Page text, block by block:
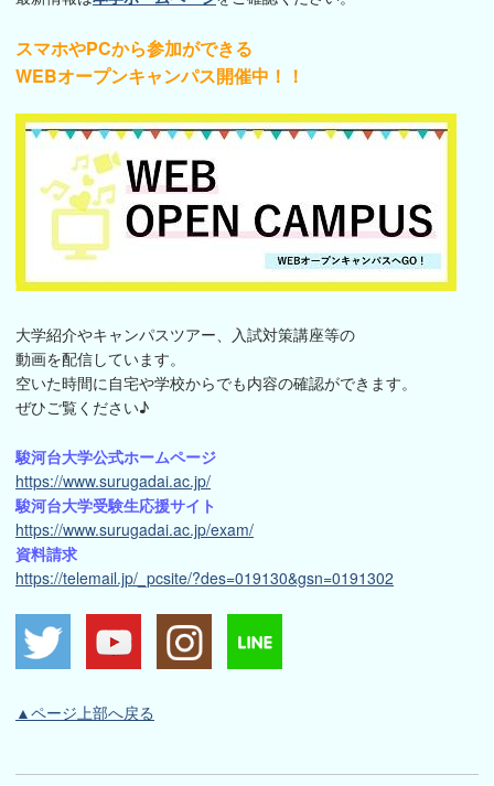
スマホやPCから参加ができる
WEBオープンキャンパス開催中！！
大学紹介やキャンパスツアー、入試対策講座等の
動画を配信しています。
空いた時間に自宅や学校からでも内容の確認ができます。
ぜひご覧ください♪
駿河台大学公式ホームページ
https://www.surugadai.ac.jp/
駿河台大学受験生応援サイト
https://www.surugadai.ac.jp/exam/
資料請求
https://telemail.jp/_pcsite/?des=019130&gsn=0191302
▲ページ上部へ戻る